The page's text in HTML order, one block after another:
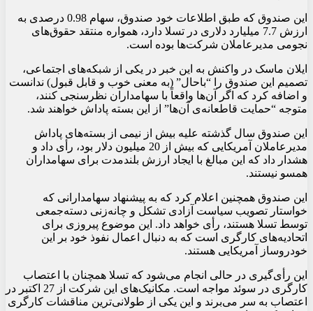
این صندوق که طبق اطلاعات خود صندوق، سهام 0.98 درصدی به
ارزش 7.7 میلیارد دلاری در تسلا دارد، همواره منتقد حقوق‌های
نجومی مدیرعاملان شرکت‌ها بوده است.
ایلان ماسک در واکنش به این خبر در یکی از شبکه‌های اجتماعی،
تصمیم این صندوق را “باحال” (به معنی خوب و قابل قبول) ندانست
و اضافه کرد که اگر آن‌ها واقعاً با سهامداران نظرسنجی کنند،
متوجه “حمایت قاطعانه‌ی آن‌ها” از این بسته پاداش خواهند شد.
این صندوق سال گذشته علیه بیش از نیمی از بسته‌های پاداش
مدیرعاملان آمریکایی که بیش از 20 میلیون دلار بود، رأی داد و
هشدار داد که این مبالغ با ایجاد ارزش بلندمدت برای سهامداران
همسو نیستند.
این صندوق همچنین اعلام کرد که به پیشنهاد سهامدارانی که
خواستار تصویب سیاست آزادی تشکل و چانه‌زنی دسته‌جمعی
توسط تسلا هستند، رأی خواهد داد. این موضوع پیروزی برای
اتحادیه‌های کارگری است که به دنبال اعمال نفوذ خود بر این
خودروساز آمریکایی هستند.
این رأی‌گیری در حالی انجام می‌شود که تسلا همچنان با اعتصاب
کارگری در سوئد مواجه است. مکانیک‌های این شرکت از 27 اکتبر در
اعتصاب به سر می‌برند و این یکی از طولانی‌ترین مناقشات کارگری